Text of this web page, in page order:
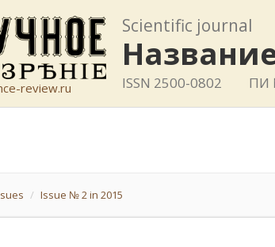
review.ru
Scientific journal
ISSN 2500-0802 ПИ
Issue № 2 in 2015